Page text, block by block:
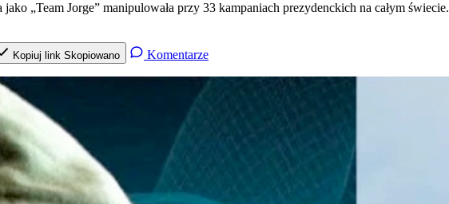
„Team Jorge” manipulowała przy 33 kampaniach prezydenckich na całym świecie.
Kopiuj link Skopiowano Komentarze